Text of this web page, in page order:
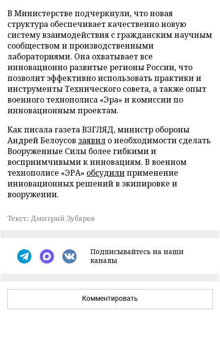
В Министерстве подчеркнули, что новая
структура обеспечивает качественно новую
систему взаимодействия с гражданским научным
сообществом и производственными
лабораториями. Она охватывает все
инновационно развитые регионы России, что
позволит эффективно использовать практики и
инструменты Технического совета, а также опыт
военного технополиса «Эра» и комиссии по
инновационным проектам.
Как писала газета ВЗГЛЯД, министр обороны
Андрей Белоусов заявил о необходимости сделать
Вооруженные Силы более гибкими и
восприимчивыми к инновациям. В военном
технополисе «ЭРА» обсудилиприменение
инновационных решений в экипировке и
вооружении.
Текст: Дмитрий Зубарев
Подписывайтесь на наши
каналы
Комментировать